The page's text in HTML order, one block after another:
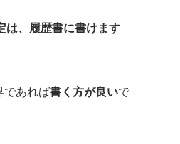
は、履歴書に書けます
であれば書く方が良いで